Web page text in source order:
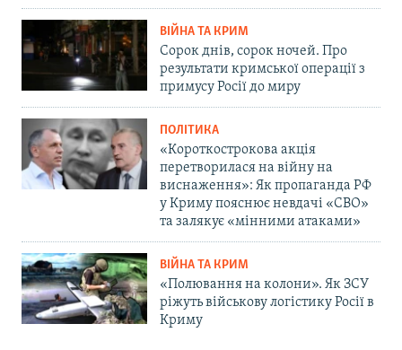
ВІЙНА ТА КРИМ
Сорок днів, сорок ночей. Про
результати кримської операції з
примусу Росії до миру
ПОЛІТИКА
«Короткострокова акція
перетворилася на війну на
виснаження»: Як пропаганда РФ
у Криму пояснює невдачі «СВО»
та залякує «мінними атаками»
ВІЙНА ТА КРИМ
«Полювання на колони». Як ЗСУ
ріжуть військову логістику Росії в
Криму